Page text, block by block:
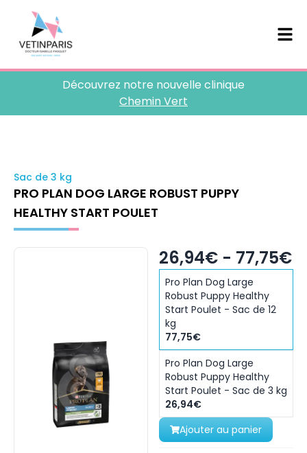
Découvrez notre nouvelle clinique
Chemin Vert
Sac de 3 kg
PRO PLAN DOG LARGE ROBUST PUPPY
HEALTHY START POULET
26,94€ - 77,75€
Pro Plan Dog Large
Robust Puppy Healthy
Start Poulet - Sac de 12
kg
77,75€
Pro Plan Dog Large
Robust Puppy Healthy
Start Poulet - Sac de 3 kg
26,94€
Ajouter au panier